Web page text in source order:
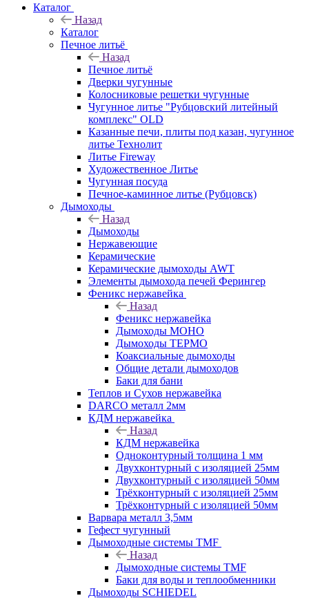
Каталог
Назад
Каталог
Печное литьё
Назад
Печное литьё
Дверки чугунные
Колосниковые решетки чугунные
Чугунное литье "Рубцовский литейный
комплекс" OLD
Казанные печи, плиты под казан, чугунное
литье Технолит
Литье Fireway
Художественное Литье
Чугунная посуда
Печное-каминное литье (Рубцовск)
Дымоходы
Назад
Дымоходы
Нержавеющие
Керамические
Керамические дымоходы AWT
Элементы дымохода печей Ферингер
Феникс нержавейка
Назад
Феникс нержавейка
Дымоходы МОНО
Дымоходы ТЕРМО
Коаксиальные дымоходы
Общие детали дымоходов
Баки для бани
Теплов и Сухов нержавейка
DARCO металл 2мм
КДМ нержавейка
Назад
КДМ нержавейка
Одноконтурный толщина 1 мм
Двухконтурный с изоляцией 25мм
Двухконтурный с изоляцией 50мм
Трёхконтурный с изоляцией 25мм
Трёхконтурный с изоляцией 50мм
Варвара металл 3,5мм
Гефест чугунный
Дымоходные системы TMF
Назад
Дымоходные системы TMF
Баки для воды и теплообменники
Дымоходы SCHIEDEL